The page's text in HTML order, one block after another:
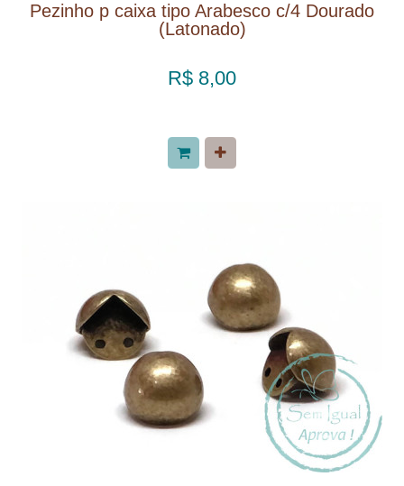
Pezinho p caixa tipo Arabesco c/4 Dourado
(Latonado)
R$ 8,00